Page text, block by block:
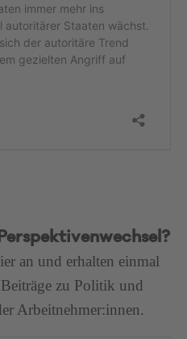
an und erhalten einmal
zu Politik und
Arbeitnehmer:innen.